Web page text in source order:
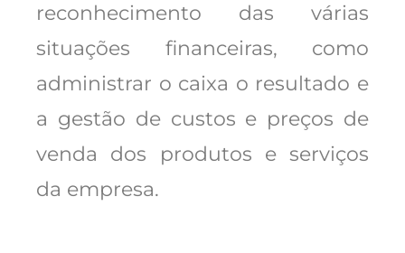
reconhecimento das várias
situações financeiras, como
administrar o caixa o resultado e
a gestão de custos e preços de
venda dos produtos e serviços
da empresa.